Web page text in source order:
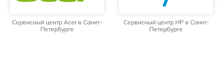
Сервисный центр Acer в Санкт-
Петербурге
Сервисный центр HP в Санкт-
Петербурге